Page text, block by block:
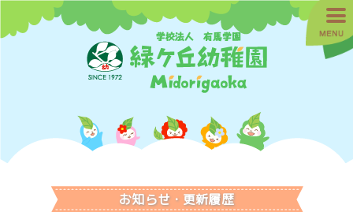
お知らせ・更新履歴